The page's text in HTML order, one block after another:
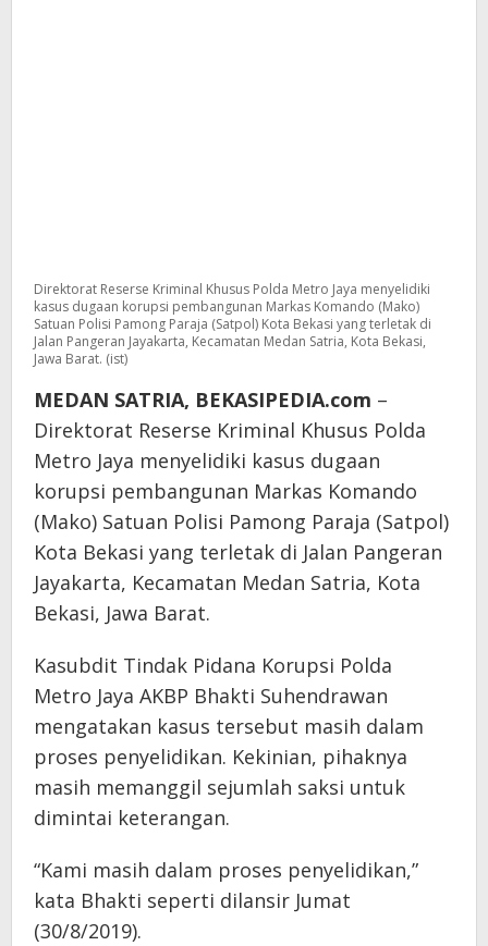
Direktorat Reserse Kriminal Khusus Polda Metro Jaya menyelidiki
kasus dugaan korupsi pembangunan Markas Komando (Mako)
Satuan Polisi Pamong Paraja (Satpol) Kota Bekasi yang terletak di
Jalan Pangeran Jayakarta, Kecamatan Medan Satria, Kota Bekasi,
Jawa Barat. (ist)
MEDAN SATRIA, BEKASIPEDIA.com –
Direktorat Reserse Kriminal Khusus Polda
Metro Jaya menyelidiki kasus dugaan
korupsi pembangunan Markas Komando
(Mako) Satuan Polisi Pamong Paraja (Satpol)
Kota Bekasi yang terletak di Jalan Pangeran
Jayakarta, Kecamatan Medan Satria, Kota
Bekasi, Jawa Barat.
Kasubdit Tindak Pidana Korupsi Polda
Metro Jaya AKBP Bhakti Suhendrawan
mengatakan kasus tersebut masih dalam
proses penyelidikan. Kekinian, pihaknya
masih memanggil sejumlah saksi untuk
dimintai keterangan.
“Kami masih dalam proses penyelidikan,”
kata Bhakti seperti dilansir Jumat
(30/8/2019).